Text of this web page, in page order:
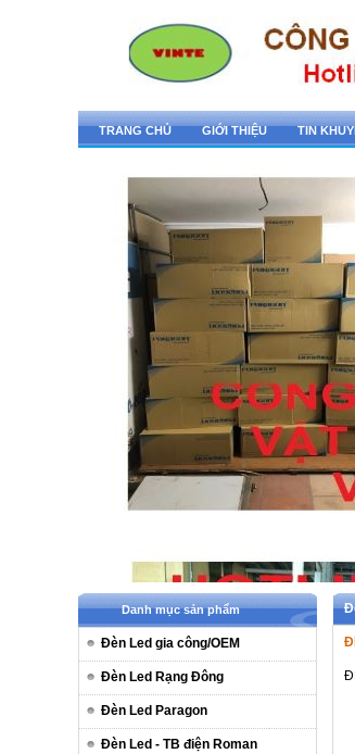
TRANG CHỦ GIỚI THIỆU TIN
Danh mục sản phẩm
Đèn Led gia công/OEM
Đèn Led Rạng Đông
Đèn Led Paragon
Đèn Led - TB điện Roman